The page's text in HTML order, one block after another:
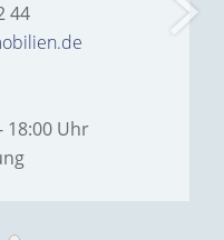
44
18:00 Uhr